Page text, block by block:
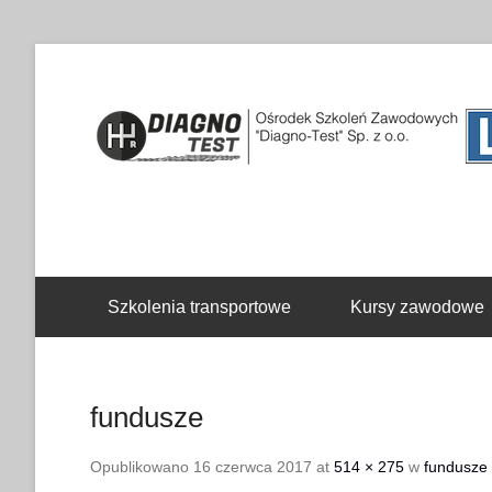
Szkolenia transportowe
Kursy zawodowe
fundusze
Opublikowano 16 czerwca 2017 at 514 × 275 w fundusze